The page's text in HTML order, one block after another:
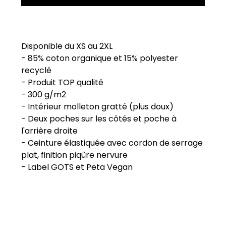
Disponible du XS au 2XL
- 85% coton organique et 15% polyester
recyclé
- Produit TOP qualité
- 300 g/m2
- Intérieur molleton gratté (plus doux)
- Deux poches sur les côtés et poche à
l'arrière droite
- Ceinture élastiquée avec cordon de serrage
plat, finition piqûre nervure